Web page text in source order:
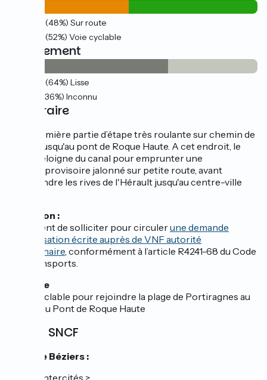
(48%) Sur route
(52%) Voie cyclable
Revêtement
(64%) Lisse
(36%) Inconnu
L’itinéraire
Une première partie d’étape très roulante sur chemin de
halage jusqu'au pont de Roque Haute. A cet endroit, le
tracé s'éloigne du canal pour emprunter une
section provisoire jalonné sur petite route, avant
de rejoindre les rives de l'Hérault jusqu'au centre-ville
Attention :
Il convient de solliciter pour circulerune demande
d’autorisation écrite auprès de VNF autorité
gestionnaire, conformément à l’article R4241-68 du Code
des Transports.
Variante
Piste cyclable pour rejoindre la plage de Portiragnes au
niveau du Pont de Roque Haute
Gares SNCF
Gare de Béziers :
TER et Intercités >